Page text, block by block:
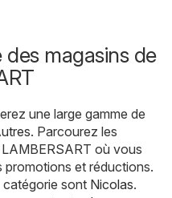
magasins de
une large gamme de
. Parcourez les
où vous
promotions et réductions.
catégorie sont Nicolas.